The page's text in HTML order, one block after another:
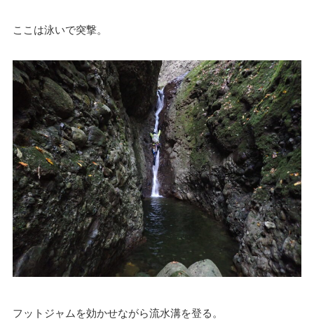
ここは泳いで突撃。
フットジャムを効かせながら流水溝を登る。